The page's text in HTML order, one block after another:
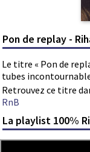
Pon de replay -
Le titre « Pon de
tubes
Retrouvez ce titre
RnB
La playlist 100%